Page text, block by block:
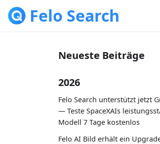
Felo Search
Neueste Beiträge
2026
Felo Search unterstützt jetzt
— Teste SpaceXAIs
Modell 7 Tage kostenlos
Felo AI Bild erhält ein